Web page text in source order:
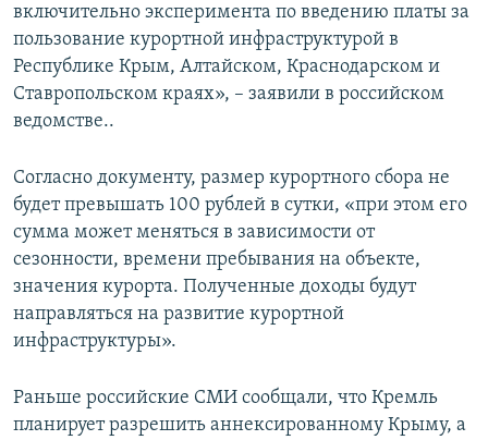
УКРАИНСКАЯ ПРОБЛЕМА КРЫМА
Все сайты RFE/RL
включительно эксперимента по введению платы за
пользование курортной инфраструктурой в
Республике Крым, Алтайском, Краснодарском и
Ставропольском краях», – заявили в российском
ведомстве..
Согласно документу, размер курортного сбора не
будет превышать 100 рублей в сутки, «при этом его
сумма может меняться в зависимости от
сезонности, времени пребывания на объекте,
значения курорта. Полученные доходы будут
направляться на развитие курортной
инфраструктуры».
Раньше российские СМИ сообщали, что Кремль
планирует разрешить аннексированному Крыму, а